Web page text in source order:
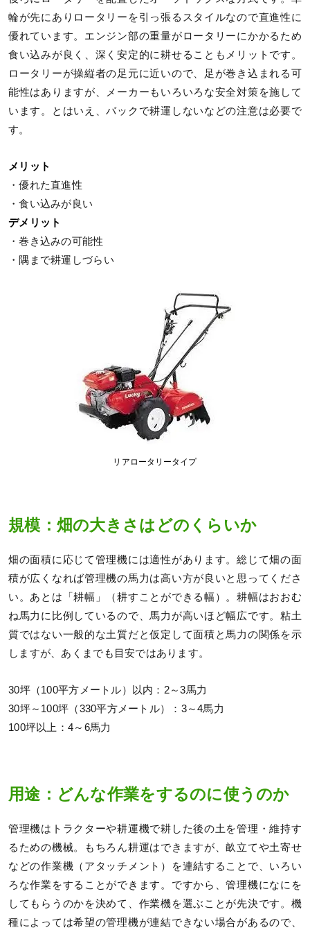
輪が先にありロータリーを引っ張るスタイルなので直進性に
優れています。エンジン部の重量がロータリーにかかるため
食い込みが良く、深く安定的に耕せることもメリットです。
ロータリーが操縦者の足元に近いので、足が巻き込まれる可
能性はありますが、メーカーもいろいろな安全対策を施して
います。とはいえ、バックで耕運しないなどの注意は必要で
す。
メリット
・優れた直進性
・食い込みが良い
デメリット
・巻き込みの可能性
・隅まで耕運しづらい
リアロータリータイプ
規模：畑の大きさはどのくらいか
畑の面積に応じて管理機には適性があります。総じて畑の面
積が広くなれば管理機の馬力は高い方が良いと思ってくださ
い。あとは「耕幅」（耕すことができる幅）。耕幅はおおむ
ね馬力に比例しているので、馬力が高いほど幅広です。粘土
質ではない一般的な土質だと仮定して面積と馬力の関係を示
しますが、あくまでも目安ではあります。
30坪（100平方メートル）以内：2～3馬力
30坪～100坪（330平方メートル）：3～4馬力
100坪以上：4～6馬力
用途：どんな作業をするのに使うのか
管理機はトラクターや耕運機で耕した後の土を管理・維持す
るための機械。もちろん耕運はできますが、畝立てや土寄せ
などの作業機（アタッチメント）を連結することで、いろい
ろな作業をすることができます。ですから、管理機になにを
してもらうのかを決めて、作業機を選ぶことが先決です。機
種によっては希望の管理機が連結できない場合があるので、